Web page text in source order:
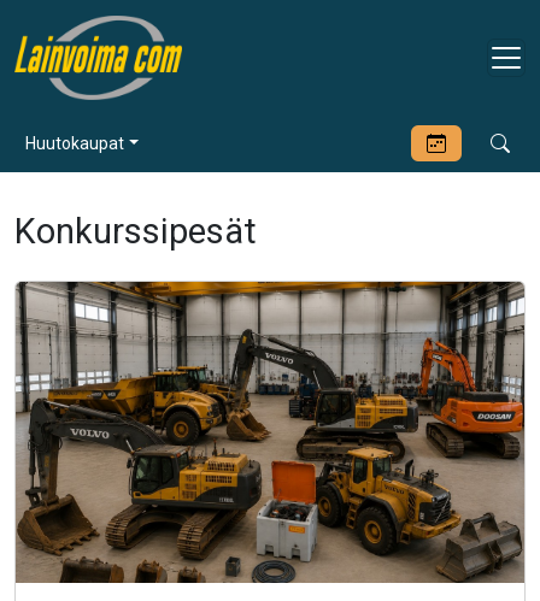
Huutokaupat
Konkurssipesät